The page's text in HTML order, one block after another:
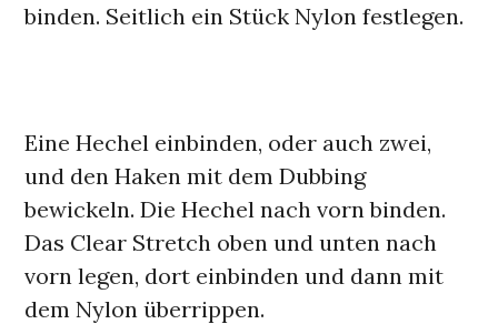
binden. Seitlich ein Stück Nylon festlegen.
Eine Hechel einbinden, oder auch zwei,
und den Haken mit dem Dubbing
bewickeln. Die Hechel nach vorn binden.
Das Clear Stretch oben und unten nach
vorn legen, dort einbinden und dann mit
dem Nylon überrippen.